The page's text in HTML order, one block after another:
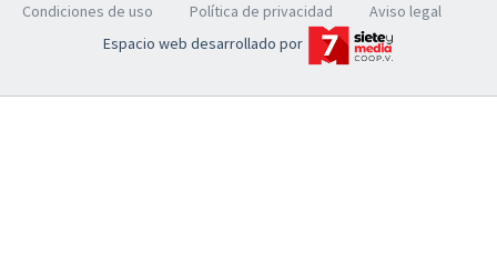
Condiciones de uso Política de privacidad
Aviso legal
Espacio web desarrollado por